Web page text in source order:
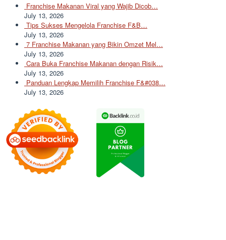
Franchise Makanan Viral yang Wajib Dicob…
July 13, 2026
Tips Sukses Mengelola Franchise F&B…
July 13, 2026
7 Franchise Makanan yang Bikin Omzet Mel…
July 13, 2026
Cara Buka Franchise Makanan dengan Risik…
July 13, 2026
Panduan Lengkap Memilih Franchise F&#038…
July 13, 2026